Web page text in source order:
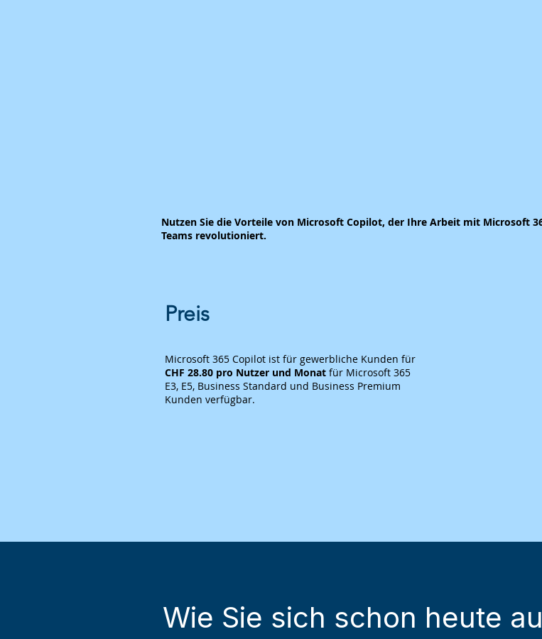
Nutzen Sie die Vorteile von Microsoft Copilot, der Ihre Arbeit mit Microsoft
Teams revolutioniert.
Preis
Microsoft 365 Copilot ist für gewerbliche Kunden für
CHF 28.80 pro Nutzer und Monat für Microsoft 365
E3, E5, Business Standard und Business Premium
Kunden verfügbar.
Wie Sie sich schon heute